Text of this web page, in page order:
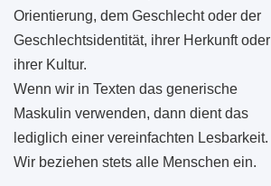
Orientierung, dem Geschlecht oder der
Geschlechtsidentität, ihrer Herkunft oder
ihrer Kultur.
Wenn wir in Texten das generische
Maskulin verwenden, dann dient das
lediglich einer vereinfachten Lesbarkeit.
Wir beziehen stets alle Menschen ein.